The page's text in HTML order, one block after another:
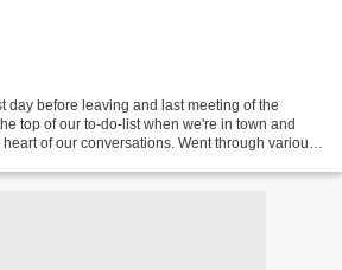
day before leaving and last meeting of the
top of our to-do-list when we're in town and
of our conversations. Went through various